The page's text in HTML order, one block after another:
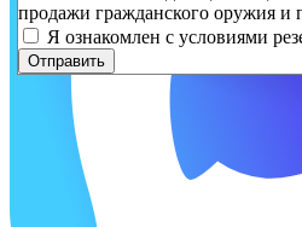
продажи гражданского оружия и
Я ознакомлен с условиями
Отправить